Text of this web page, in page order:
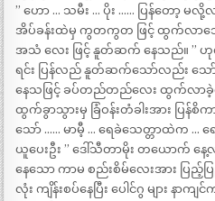
” ဟော … သမီး … ပိုး …… ပြန်တော့ မ
အိပ်ခန်းထဲမှ ကွတကွတ ဖြင့် ထွက်လာသေ
အသံ လေး ဖြင့် နူတ်ဆက် နေသည်။ ” ဟုတ်
ရင်း ပြန်လည် နူတ်ဆက်သော်လည်း သော်
နေသဖြင့် ခပ်တည်တည်လေး ထွက်လာ
ထွက်ခွာသွားမှ ခြံဝန်းတံခါးအား ပြန်
သော် …… မာမီ့ … ရေခဲသေတ္တာထဲက …
ယူပေးဦး ” ဒေါ်သီတာမိုး တယော
နေသော ကာမ စည်းစိမ်လေးအား ပြ
လုံး ကျိန်းစပ်နေပြီး ပေါင်ဂွ များ န